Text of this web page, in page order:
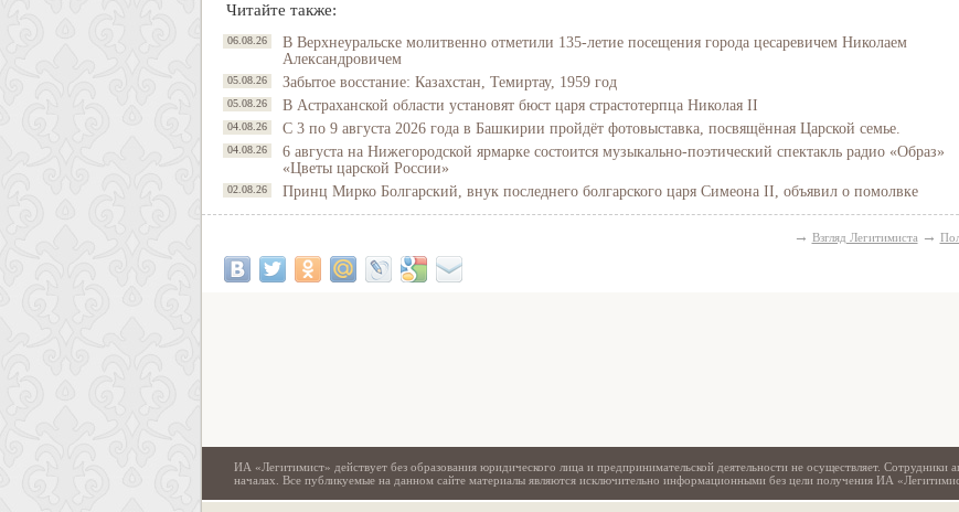
Читайте также:
06.08.26
В Верхнеуральске молитвенно отметили 135-летие посещения города цесаревичем Николаем
Александровичем
05.08.26 Забытое восстание: Казахстан, Темиртау, 1959 год
05.08.26 В Астраханской области установят бюст царя страстотерпца Николая II
04.08.26 С 3 по 9 августа 2026 года в Башкирии пройдёт фотовыставка, посвящённая Царской семье.
04.08.26
6 августа на Нижегородской ярмарке состоится музыкально-поэтический спектакль радио «Образ»
«Цветы царской России»
02.08.26 Принц Мирко Болгарский, внук последнего болгарского царя Симеона II, объявил о помолвке
→ Взгляд Легитимиста →
ИА «Легитимист» действует без образования юридического лица и предпринимательской деятельности не осуществляет. Сотрудники
началах. Все публикуемые на данном сайте материалы являются исключительно информационными без цели получения ИА